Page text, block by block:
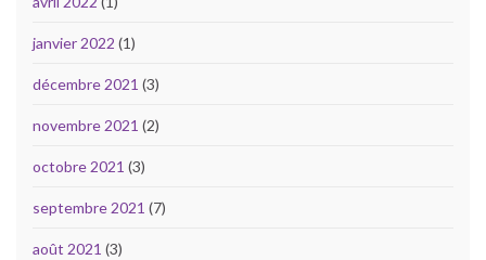
janvier 2022 (1)
décembre 2021 (3)
novembre 2021 (2)
octobre 2021 (3)
septembre 2021 (7)
août 2021 (3)